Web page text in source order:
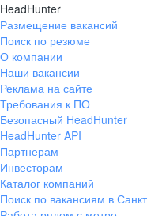
HeadHunter
Размещение вакансий
Поиск по резюме
О компании
Наши вакансии
Реклама на сайте
Требования к ПО
Безопасный HeadHunter
HeadHunter API
Партнерам
Инвесторам
Каталог компаний
Поиск по вакансиям в